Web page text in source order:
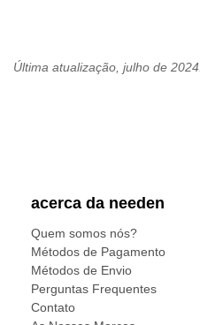
Última atualização, julho de 2024.
acerca da needen
Quem somos nós?
Métodos de Pagamento
Métodos de Envio
Perguntas Frequentes
Contato